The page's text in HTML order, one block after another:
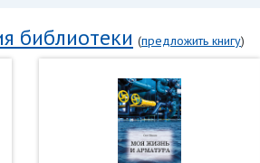
библиотеки (предложить книгу)